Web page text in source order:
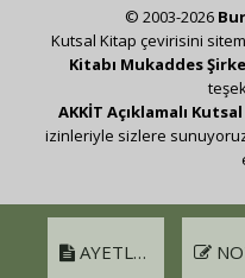
AYETLER
© 2003-2026
Kutsal Kitap çevirisini
Kitabı Mukaddes
AKKİT Açıklamalı
izinleriyle sizlere